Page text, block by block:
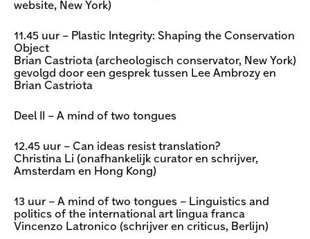
website, New York)
11.45 uur – Plastic Integrity: Shaping the Conservation
Object
Brian Castriota (archeologisch conservator, New York)
gevolgd door een gesprek tussen Lee Ambrozy en
Brian Castriota
Deel II – A mind of two tongues
12.45 uur – Can ideas resist translation?
Christina Li (onafhankelijk curator en schrijver,
Amsterdam en Hong Kong)
13 uur – A mind of two tongues – Linguistics and
politics of the international art lingua franca
Vincenzo Latronico (schrijver en criticus, Berlijn)